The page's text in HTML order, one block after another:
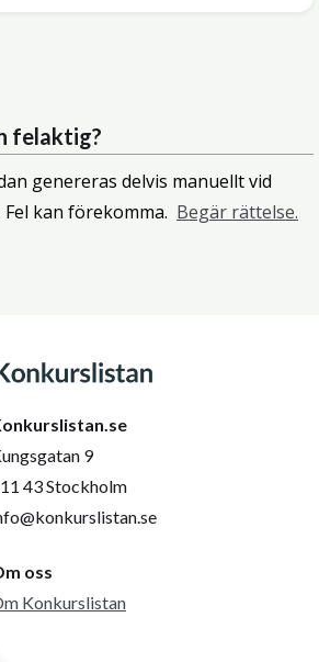
felaktig?
genereras delvis manuellt vid
kan förekomma. Begär rättelse.
9
43 Stockholm
oss
Konkurslistan